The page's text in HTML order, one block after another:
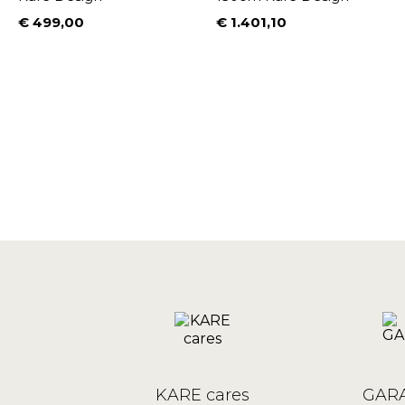
Prijs
€ 499,00
Prijs
€ 1.401,10
KARE cares